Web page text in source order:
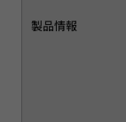
製品情報